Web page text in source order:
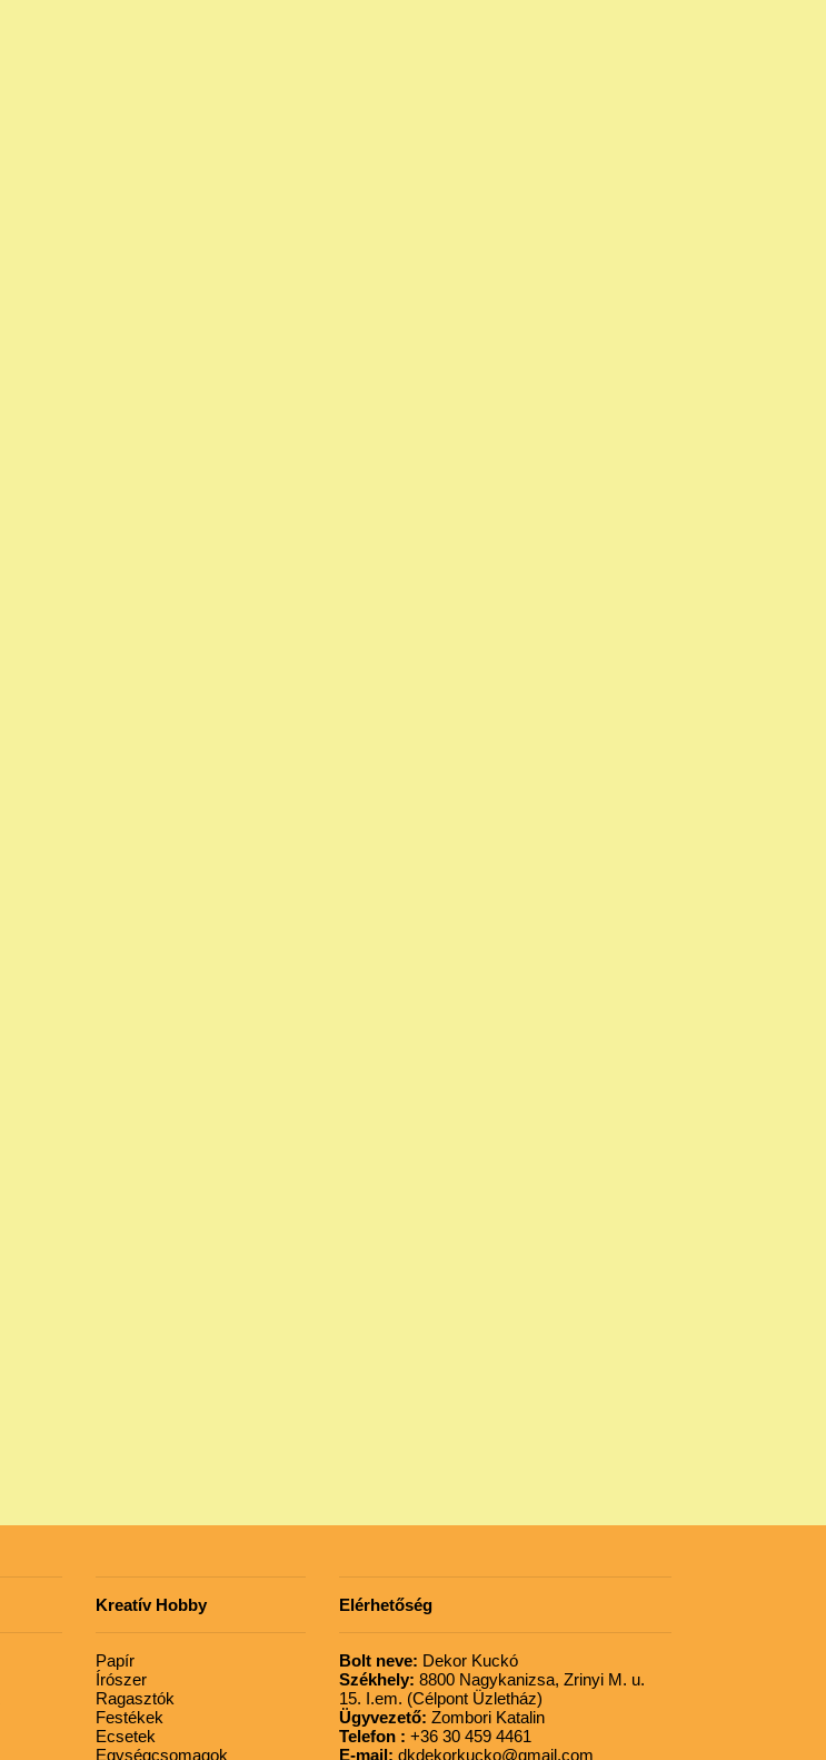
Kreatív Hobby
Papír
Írószer
Ragasztók
Festékek
Ecsetek
Egységcsomagok
Elérhetőség
Bolt neve: Dekor Kuckó
Székhely: 8800 Nagykanizsa, Zrinyi M. u.
15. I.em. (Célpont Üzletház)
Ügyvezető: Zombori Katalin
Telefon : +36 30 459 4461
E-mail: dkdekorkucko@gmail.com